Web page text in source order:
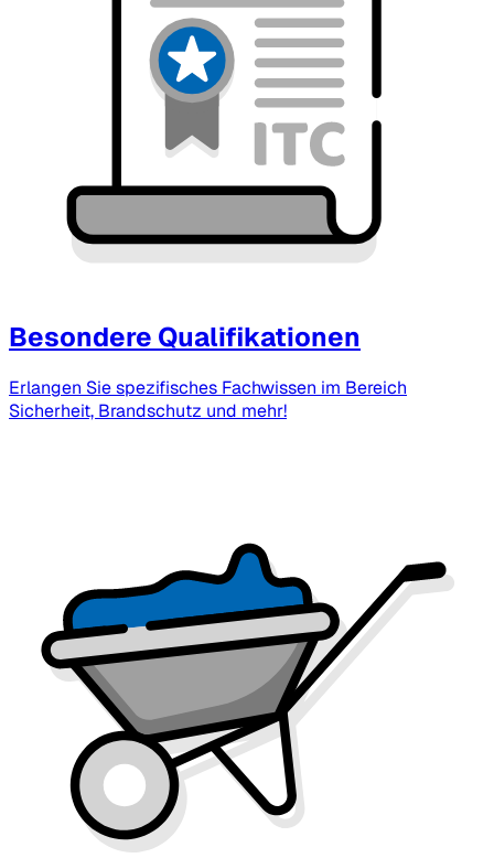
Besondere Qualifikationen
Erlangen Sie spezifisches Fachwissen im Bereich
Sicherheit, Brandschutz und mehr!